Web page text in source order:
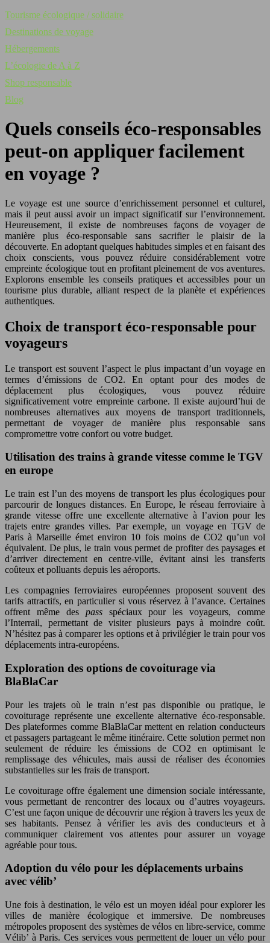
Tourisme écologique / solidaire
Destinations de voyage
Hébergements
L’écologie de A à Z
Shop responsable
Blog
Quels conseils éco-responsables
peut-on appliquer facilement
en voyage ?
Le voyage est une source d’enrichissement personnel et culturel,
mais il peut aussi avoir un impact significatif sur l’environnement.
Heureusement, il existe de nombreuses façons de voyager de
manière plus éco-responsable sans sacrifier le plaisir de la
découverte. En adoptant quelques habitudes simples et en faisant des
choix conscients, vous pouvez réduire considérablement votre
empreinte écologique tout en profitant pleinement de vos aventures.
Explorons ensemble les conseils pratiques et accessibles pour un
tourisme plus durable, alliant respect de la planète et expériences
authentiques.
Choix de transport éco-responsable pour
voyageurs
Le transport est souvent l’aspect le plus impactant d’un voyage en
termes d’émissions de CO2. En optant pour des modes de
déplacement plus écologiques, vous pouvez réduire
significativement votre empreinte carbone. Il existe aujourd’hui de
nombreuses alternatives aux moyens de transport traditionnels,
permettant de voyager de manière plus responsable sans
compromettre votre confort ou votre budget.
Utilisation des trains à grande vitesse comme le TGV
en europe
Le train est l’un des moyens de transport les plus écologiques pour
parcourir de longues distances. En Europe, le réseau ferroviaire à
grande vitesse offre une excellente alternative à l’avion pour les
trajets entre grandes villes. Par exemple, un voyage en TGV de
Paris à Marseille émet environ 10 fois moins de CO2 qu’un vol
équivalent. De plus, le train vous permet de profiter des paysages et
d’arriver directement en centre-ville, évitant ainsi les transferts
coûteux et polluants depuis les aéroports.
Les compagnies ferroviaires européennes proposent souvent des
tarifs attractifs, en particulier si vous réservez à l’avance. Certaines
offrent même des pass spéciaux pour les voyageurs, comme
l’Interrail, permettant de visiter plusieurs pays à moindre coût.
N’hésitez pas à comparer les options et à privilégier le train pour vos
déplacements intra-européens.
Exploration des options de covoiturage via
BlaBlaCar
Pour les trajets où le train n’est pas disponible ou pratique, le
covoiturage représente une excellente alternative éco-responsable.
Des plateformes comme BlaBlaCar mettent en relation conducteurs
et passagers partageant le même itinéraire. Cette solution permet non
seulement de réduire les émissions de CO2 en optimisant le
remplissage des véhicules, mais aussi de réaliser des économies
substantielles sur les frais de transport.
Le covoiturage offre également une dimension sociale intéressante,
vous permettant de rencontrer des locaux ou d’autres voyageurs.
C’est une façon unique de découvrir une région à travers les yeux de
ses habitants. Pensez à vérifier les avis des conducteurs et à
communiquer clairement vos attentes pour assurer un voyage
agréable pour tous.
Adoption du vélo pour les déplacements urbains
avec vélib’
Une fois à destination, le vélo est un moyen idéal pour explorer les
villes de manière écologique et immersive. De nombreuses
métropoles proposent des systèmes de vélos en libre-service, comme
Vélib’ à Paris. Ces services vous permettent de louer un vélo pour